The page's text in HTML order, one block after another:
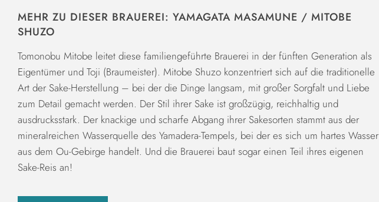
MEHR ZU DIESER BRAUEREI: YAMAGATA MASAMUNE / MITOBE
SHUZO
Tomonobu Mitobe leitet diese familiengeführte Brauerei in der fünften Generation als
Eigentümer und Toji (Braumeister). Mitobe Shuzo konzentriert sich auf die traditionelle
Art der Sake-Herstellung – bei der die Dinge langsam, mit großer Sorgfalt und Liebe
zum Detail gemacht werden. Der Stil ihrer Sake ist großzügig, reichhaltig und
ausdrucksstark. Der knackige und scharfe Abgang ihrer Sakesorten stammt aus der
mineralreichen Wasserquelle des Yamadera-Tempels, bei der es sich um hartes Wasser
aus dem Ou-Gebirge handelt. Und die Brauerei baut sogar einen Teil ihres eigenen
Sake-Reis an!